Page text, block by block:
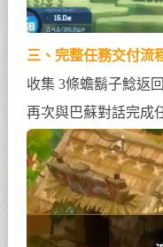
三、完整任務交付流
收集 3條蟾鬍子鯰返
再次與巴蘇對話完成